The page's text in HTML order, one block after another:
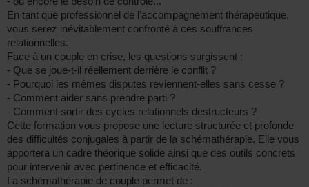
En tant que professionnel de l'accompagnement thérapeutique,
vous serez inévitablement confronté à ces souffrances
relationnelles.
Face à un couple en crise, les questions surgissent :
- Que se joue-t-il réellement derrière le conflit ?
- Pourquoi les mêmes disputes reviennent-elles sans cesse ?
- Comment aider sans prendre parti ?
- Comment sortir des cycles relationnels destructeurs ?
Cette formation vous propose une lecture structurée et profonde
des difficultés conjugales à partir de la schémathérapie. Elle vous
apportera un cadre théorique solide ainsi que des outils concrets
pour intervenir avec pertinence et efficacité.
La schémathérapie de couple permet de :